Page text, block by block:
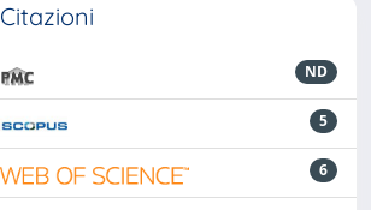
Citazioni
ND
5
6